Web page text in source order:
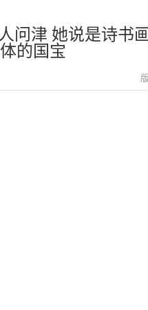
问津 她说是诗书
的国宝